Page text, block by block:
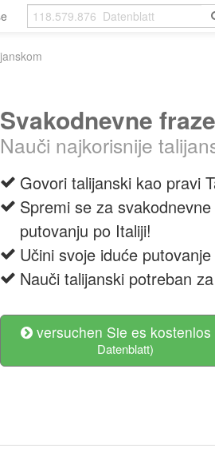
Svakodnevne
Nauči najkorisnije
Govori talijanski kao pravi
Spremi se za
putovanju po Italiji!
Učini svoje iduće
Nauči talijanski potreban
versuchen Sie es kostenlos
Datenblatt)